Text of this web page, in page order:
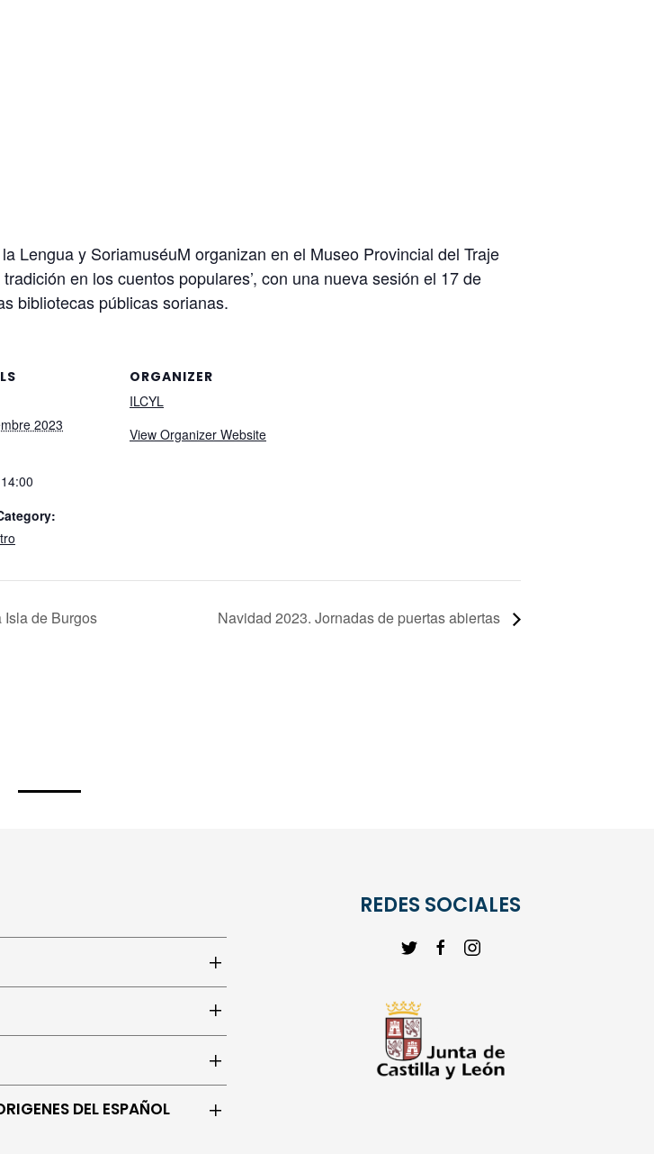
Lengua y SoriamuséuM organizan en el Museo Provincial del Traje
en los cuentos populares’, con una nueva sesión el 17 de
bibliotecas públicas sorianas.
2023
ORGANIZER
ILCYL
View Organizer Website
de Burgos Navidad 2023. Jornadas de puertas abiertas
DEL ESPAÑOL
REDES SOCIALES